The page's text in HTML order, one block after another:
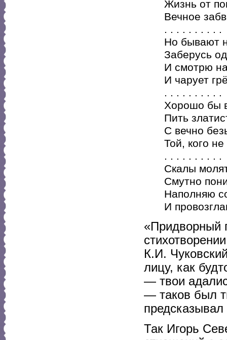
Жизнь от
Вечное
. . . . . . . . . .
Но бывают
Заберусь
И смотрю
И чарует
. . . . . . . . . .
Хорошо бы
Пить
С вечно
Той, кого
. . . . . . . . . .
Скалы
Смутно
Наполняю
И
«Придворный
К.И.
лицу, как
— твои
— таков был
Так Игорь